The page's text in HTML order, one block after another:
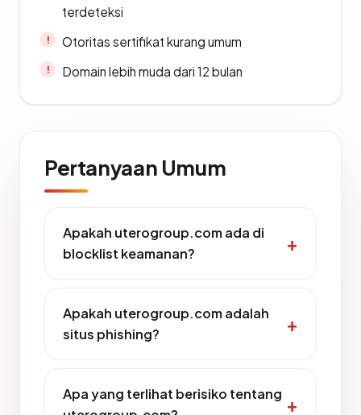
terdeteksi
Otoritas sertifikat kurang umum
Domain lebih muda dari 12 bulan
Pertanyaan Umum
Apakah uterogroup.com ada di
blocklist keamanan?
Apakah uterogroup.com adalah
situs phishing?
Apa yang terlihat berisiko tentang